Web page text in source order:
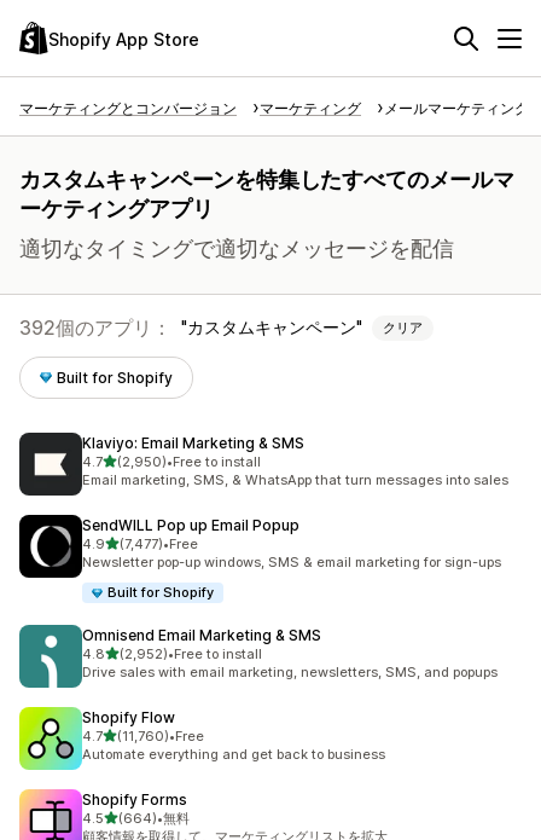
Shopify App Store
マーケティングとコンバージョン マーケティング メールマーケティング
カスタムキャンペーンを特集したすべてのメールマ
ーケティングアプリ
適切なタイミングで適切なメッセージを配信
392個のアプリ： カスタムキャンペーン クリア
Built for Shopify
Klaviyo: Email Marketing & SMS
4.75つ星中
(2,950)
合計レビュー数：2950件
•Free to install
Email marketing, SMS, & WhatsApp that turn messages into sales
SendWILL Pop up Email Popup
4.95つ星中
(7,477)
合計レビュー数：7477件
•Free
Newsletter pop-up windows, SMS & email marketing for sign-ups
Built for Shopify
Omnisend Email Marketing & SMS
4.85つ星中
(2,952)
合計レビュー数：2952件
•Free to install
Drive sales with email marketing, newsletters, SMS, and popups
Shopify Flow
4.75つ星中
(11,760)
合計レビュー数：11760件
•Free
Automate everything and get back to business
Shopify Forms
4.55つ星中
(664)
合計レビュー数：664件
•無料
顧客情報を取得して、マーケティングリストを拡大